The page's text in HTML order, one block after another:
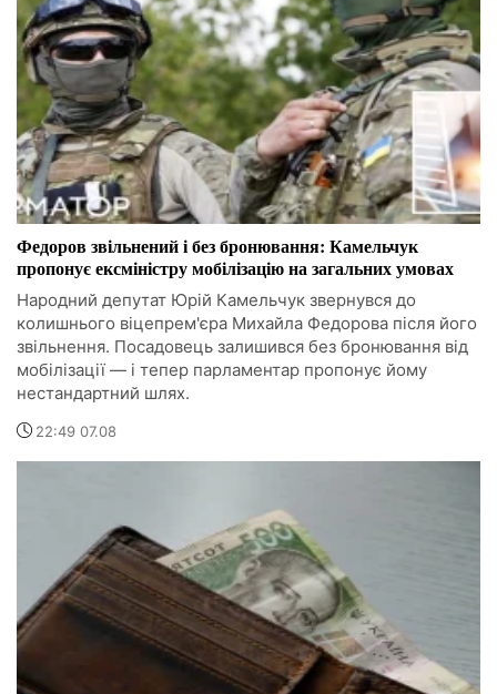
Федоров звільнений і без бронювання: Камельчук
пропонує ексміністру мобілізацію на загальних умовах
Народний депутат Юрій Камельчук звернувся до
колишнього віцепрем'єра Михайла Федорова після його
звільнення. Посадовець залишився без бронювання від
мобілізації — і тепер парламентар пропонує йому
нестандартний шлях.
22:49 07.08